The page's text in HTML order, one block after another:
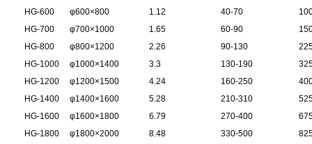
HG-600 φ600×800 1.12 40-70
HG-700
φ700×1000 1.65 60-90
HG-800
φ800×1200 2.26 90-130
HG-1000
φ1000×1400 3.3 130-190
HG-1200
φ1200×1500 4.24 160-250
HG-1400
φ1400×1600 5.28 210-310
HG-1600
φ1600×1800 6.79 270-400
HG-1800
φ1800×2000 8.48 330-500